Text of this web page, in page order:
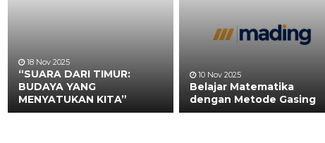
18 Nov 2025
“SUARA DARI TIMUR:
BUDAYA YANG
MENYATUKAN KITA”
10 Nov 2025
Belajar Matematika
dengan Metode Gasing